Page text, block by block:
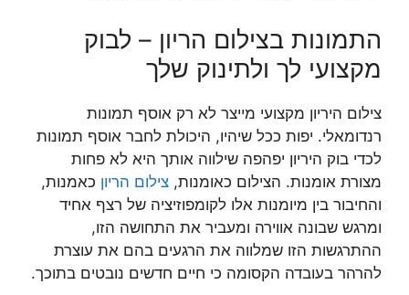
התמונות בצילום הריון – לבוק
מקצועי לך ולתינוק שלך
צילום היריון מקצועי מייצר לא רק אוסף תמונות
רנדומאלי. יפות ככל שיהיו, היכולת לחבר אוסף תמונות
לכדי בוק היריון יפהפה שילווה אותך היא לא פחות
מצורת אומנות. הצילום כאומנות, צילום הריון כאמנות,
והחיבור בין מיומנות אלו לקומפוזיציה של רצף אחיד
ומרגש שבונה אווירה ומעביר את התחושה הזו,
ההתרגשות הזו שמלווה את הרגעים בהם את עוצרת
להרהר בעובדה הקסומה כי חיים חדשים נובטים בתוכך.